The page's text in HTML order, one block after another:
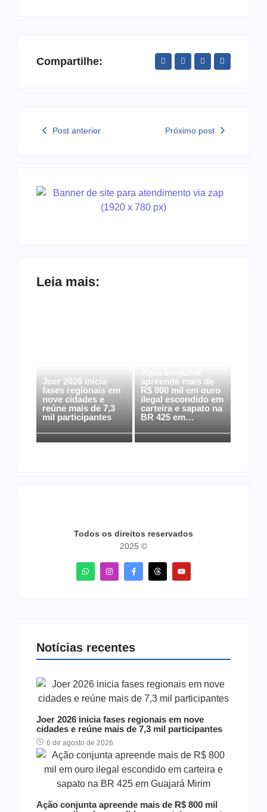
Compartilhe:
Post anterior Próximo post
Leia mais:
Joer 2026 inicia
fases regionais em
nove cidades e
reúne mais de 7,3
mil participantes
apreende mais de
R$ 800 mil em ouro
ilegal escondido em
carteira e sapato na
BR 425 em…
Todos os direitos reservados
2025 ©
Notícias recentes
Joer 2026 inicia fases regionais em nove
cidades e reúne mais de 7,3 mil participantes
6 de agosto de 2026
Ação conjunta apreende mais de R$ 800 mil